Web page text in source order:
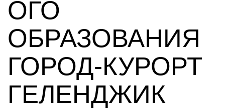
ОГО
ОБРАЗОВАНИЯ
ГОРОД-КУРОРТ
ГЕЛЕНДЖИК